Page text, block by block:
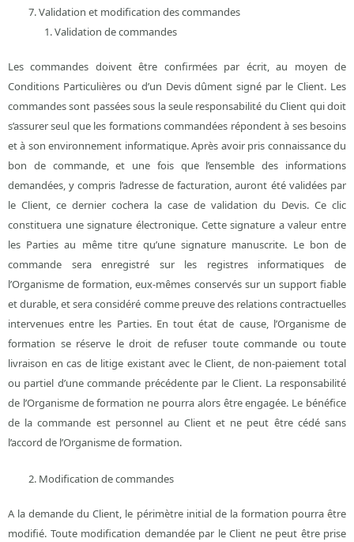
Validation et modification des commandes
Validation de commandes
Les commandes doivent être confirmées par écrit, au moyen de
Conditions Particulières ou d’un Devis dûment signé par le Client. Les
commandes sont passées sous la seule responsabilité du Client qui doit
s’assurer seul que les formations commandées répondent à ses besoins
et à son environnement informatique. Après avoir pris connaissance du
bon de commande, et une fois que l’ensemble des informations
demandées, y compris l’adresse de facturation, auront été validées par
le Client, ce dernier cochera la case de validation du Devis. Ce clic
constituera une signature électronique. Cette signature a valeur entre
les Parties au même titre qu’une signature manuscrite. Le bon de
commande sera enregistré sur les registres informatiques de
l’Organisme de formation, eux-mêmes conservés sur un support fiable
et durable, et sera considéré comme preuve des relations contractuelles
intervenues entre les Parties. En tout état de cause, l’Organisme de
formation se réserve le droit de refuser toute commande ou toute
livraison en cas de litige existant avec le Client, de non-paiement total
ou partiel d’une commande précédente par le Client. La responsabilité
de l’Organisme de formation ne pourra alors être engagée. Le bénéfice
de la commande est personnel au Client et ne peut être cédé sans
l’accord de l’Organisme de formation.
Modification de commandes
A la demande du Client, le périmètre initial de la formation pourra être
modifié. Toute modification demandée par le Client ne peut être prise